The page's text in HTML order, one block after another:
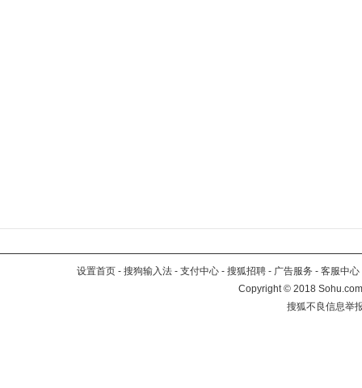
设置首页 - 搜狗输入法 - 支付中心 - 搜狐招聘 - 广告服务 - 客服中心
Copyright©2018
搜狐不良信息举